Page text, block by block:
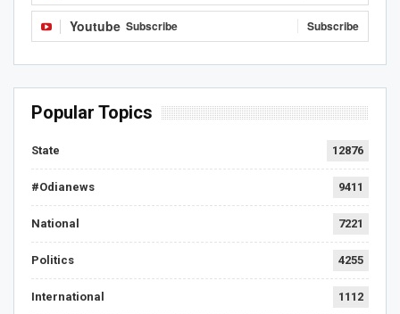
Youtube Subscribe Subscribe
Popular Topics
State 12876
#Odianews 9411
National 7221
Politics 4255
International 1112